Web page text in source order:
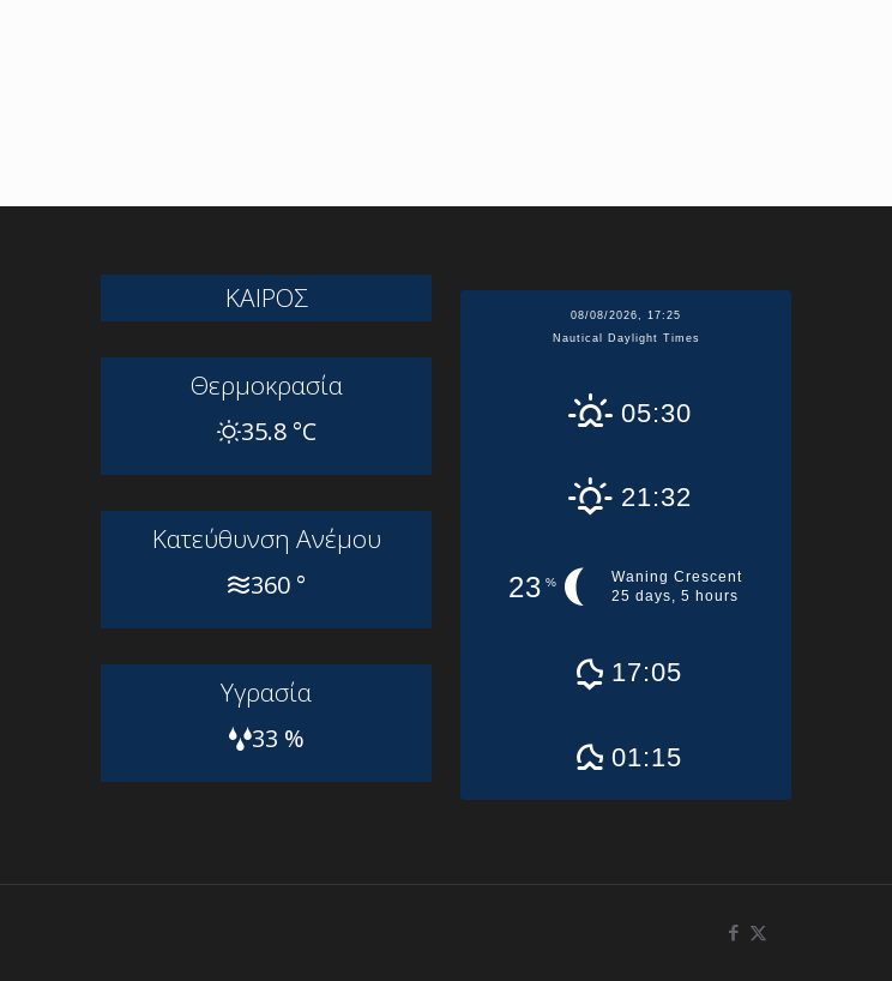
ΚΑΙΡΟΣ
Θερμοκρασία
35.8 °C
Kατεύθυνση Aνέμου
360 °
Yγρασία
33 %
08/08/2026, 17:25
Nautical Daylight Times
05:30
21:32
23 %
Waning Crescent
25 days, 5 hours
17:05
01:15